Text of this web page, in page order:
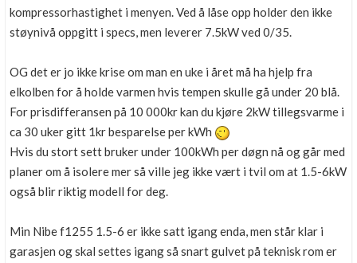
kompressorhastighet i menyen. Ved å låse opp holder den ikke
støynivå oppgitt i specs, men leverer 7.5kW ved 0/35.
OG det er jo ikke krise om man en uke i året må ha hjelp fra
elkolben for å holde varmen hvis tempen skulle gå under 20 blå.
For prisdifferansen på 10 000kr kan du kjøre 2kW tillegsvarme i
ca 30 uker gitt 1kr besparelse per kWh
Hvis du stort sett bruker under 100kWh per døgn nå og går med
planer om å isolere mer så ville jeg ikke vært i tvil om at 1.5-6kW
også blir riktig modell for deg.
Min Nibe f1255 1.5-6 er ikke satt igang enda, men står klar i
garasjen og skal settes igang så snart gulvet på teknisk rom er